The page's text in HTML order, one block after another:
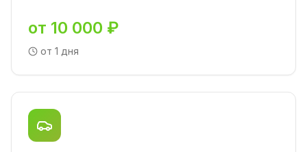
от 10 000 ₽
от 1 дня